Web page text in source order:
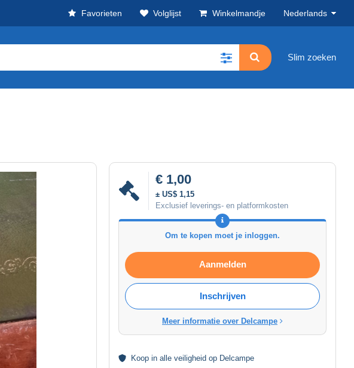
Favorieten Volglijst Winkelmandje Nederlands
Slim zoeken
€ 1,00
± US$ 1,15
Exclusief leverings- en platformkosten
Om te kopen moet je inloggen.
Aanmelden
Inschrijven
Meer informatie over Delcampe
Koop in alle veiligheid op Delcampe